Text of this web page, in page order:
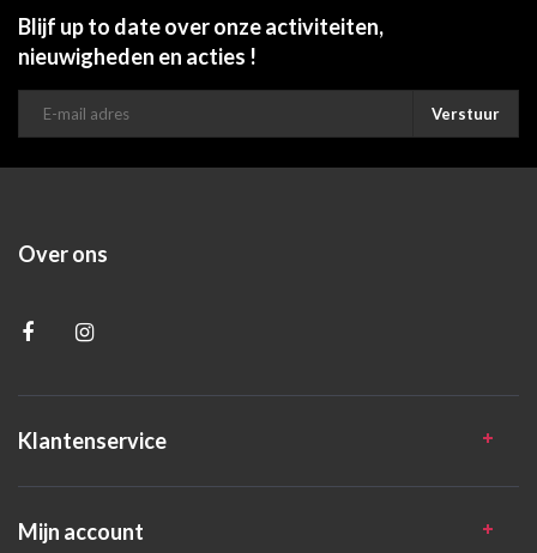
Blijf up to date over onze activiteiten,
nieuwigheden en acties !
Verstuur
Over ons
Klantenservice
Mijn account